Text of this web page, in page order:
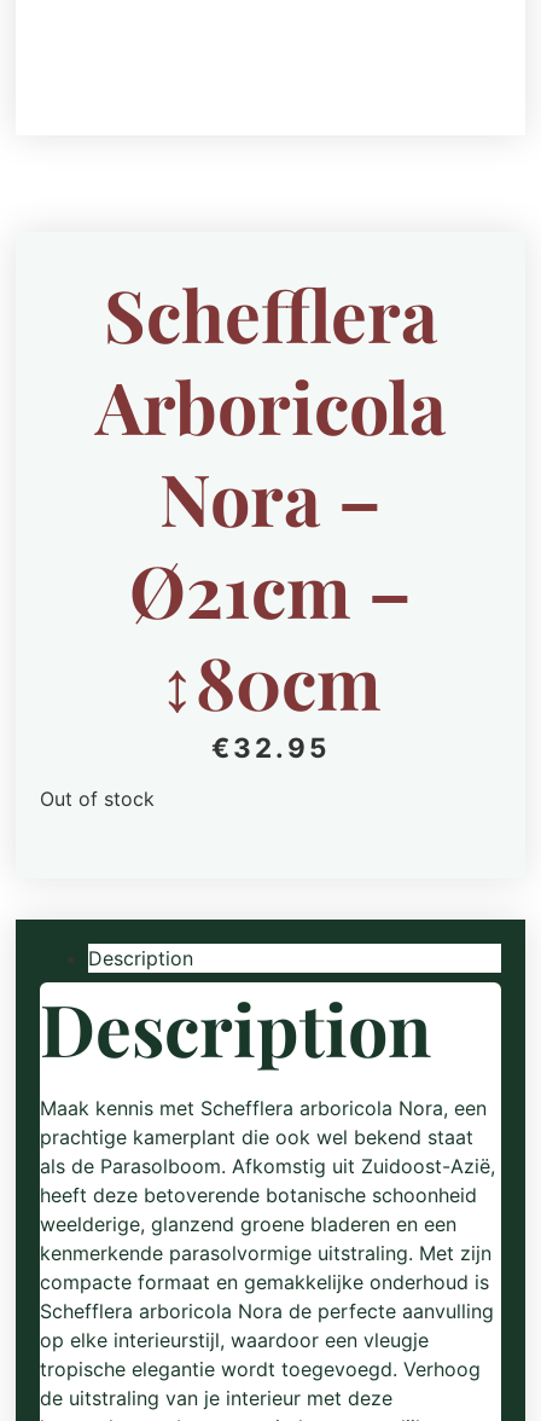
Schefflera
Arboricola
Nora –
Ø21cm –
↕80cm
€32.95
Out of stock
Description
Description
Maak kennis met Schefflera arboricola Nora, een
prachtige kamerplant die ook wel bekend staat
als de Parasolboom. Afkomstig uit Zuidoost-Azië,
heeft deze betoverende botanische schoonheid
weelderige, glanzend groene bladeren en een
kenmerkende parasolvormige uitstraling. Met zijn
compacte formaat en gemakkelijke onderhoud is
Schefflera arboricola Nora de perfecte aanvulling
op elke interieurstijl, waardoor een vleugje
tropische elegantie wordt toegevoegd. Verhoog
de uitstraling van je interieur met deze